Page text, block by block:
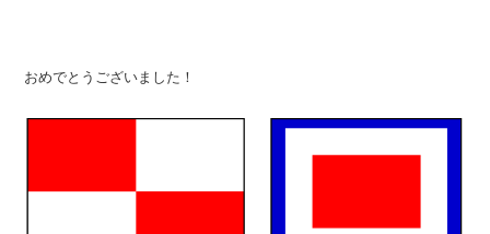
おめでとうございました！